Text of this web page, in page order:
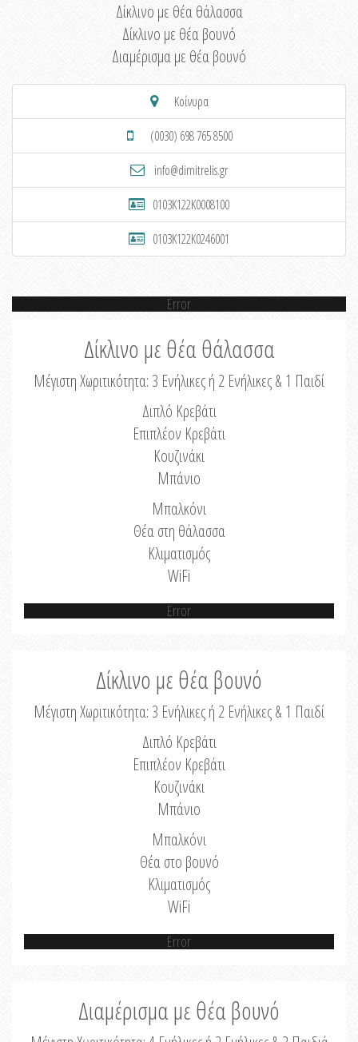
Δίκλινο με θέα θάλασσα
Δίκλινο με θέα βουνό
Διαμέρισμα με θέα βουνό
Κοίνυρα
(0030) 698 765 8500
info@dimitrelis.gr
0103K122K0008100
0103K122K0246001
Error
Δίκλινο με θέα θάλασσα
Μέγιστη Χωριτικότητα: 3 Ενήλικες ή 2 Ενήλικες & 1 Παιδί
Διπλό Κρεβάτι
Επιπλέον Κρεβάτι
Κουζινάκι
Μπάνιο
Μπαλκόνι
Θέα στη θάλασσα
Κλιματισμός
WiFi
Error
Δίκλινο με θέα βουνό
Μέγιστη Χωριτικότητα: 3 Ενήλικες ή 2 Ενήλικες & 1 Παιδί
Διπλό Κρεβάτι
Επιπλέον Κρεβάτι
Κουζινάκι
Μπάνιο
Μπαλκόνι
Θέα στο βουνό
Κλιματισμός
WiFi
Error
Διαμέρισμα με θέα βουνό